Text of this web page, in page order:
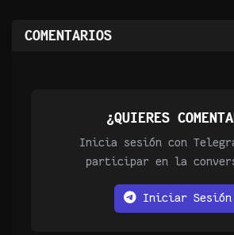
COMENTARIOS
¿QUIERES
Inicia sesión con
participar en la
Iniciar Sesión